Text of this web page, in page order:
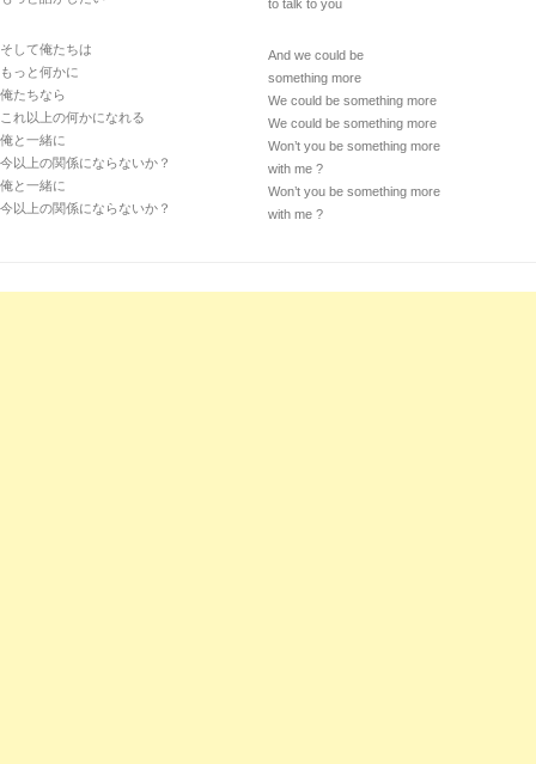
そして俺たちは
もっと何かに
俺たちなら
これ以上の何かになれる
俺と一緒に
今以上の関係にならないか？
俺と一緒に
今以上の関係にならないか？
to talk to you
And we could be
something more
We could be something more
We could be something more
Won’t you be something more
with me ?
Won’t you be something more
with me ?